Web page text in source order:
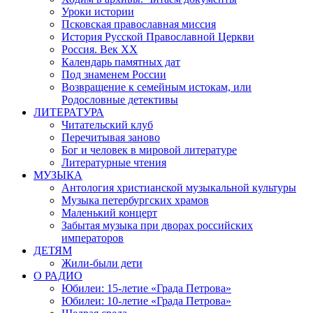
Уроки истории
Псковская православная миссия
История Русской Православной Церкви
Россия. Век ХХ
Календарь памятных дат
Под знаменем России
Возвращение к семейным истокам, или
Родословные детективы
ЛИТЕРАТУРА
Читательский клуб
Перечитывая заново
Бог и человек в мировой литературе
Литературные чтения
МУЗЫКА
Антология христианской музыкальной культуры
Музыка петербургских храмов
Маленький концерт
Забытая музыка при дворах российских
императоров
ДЕТЯМ
Жили-были дети
О РАДИО
Юбилеи: 15-летие «Града Петрова»
Юбилеи: 10-летие «Града Петрова»